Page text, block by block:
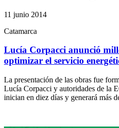
11 junio 2014
Catamarca
Lucía Corpacci anunció
optimizar el servicio
La presentación de las obras fue
Lucía Corpacci y autoridades de la
inician en diez días y generará más